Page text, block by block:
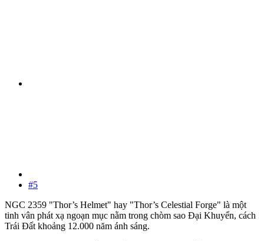
#5
NGC 2359 "Thor’s Helmet" hay "Thor’s Celestial Forge" là một
tinh vân phát xạ ngoạn mục nằm trong chòm sao Đại Khuyển, cách
Trái Đất khoảng 12.000 năm ánh sáng.